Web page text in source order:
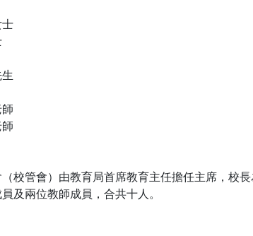
校管會）由教育局首席教育主任擔任主席，校
及兩位教師成員，合共十人。